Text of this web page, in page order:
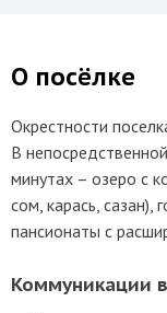
О посёлке
Окрестности
В
минутах – озеро с
сом, карась,
пансионаты с
Коммуникации